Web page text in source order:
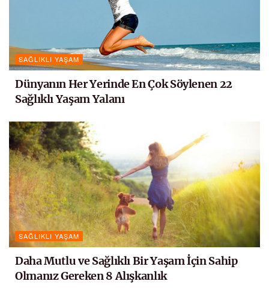
SAĞLIKLI YAŞAM
Dünyanın Her Yerinde En Çok Söylenen 22
Sağlıklı Yaşam Yalanı
SAĞLIKLI YAŞAM
Daha Mutlu ve Sağlıklı Bir Yaşam İçin Sahip
Olmanız Gereken 8 Alışkanlık